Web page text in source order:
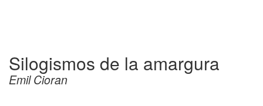
Silogismos de la amargura
Emil Cioran